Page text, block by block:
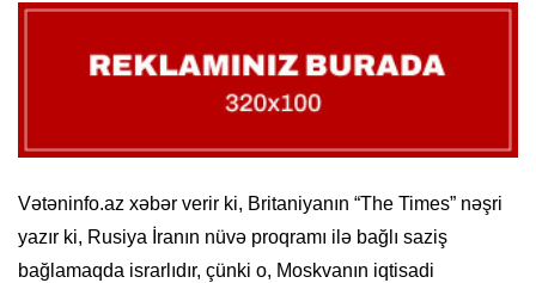
Vətəninfo.az xəbər verir ki, Britaniyanın “The Times” nəşri
yazır ki, Rusiya İranın nüvə proqramı ilə bağlı saziş
bağlamaqda israrlıdır, çünki o, Moskvanın iqtisadi